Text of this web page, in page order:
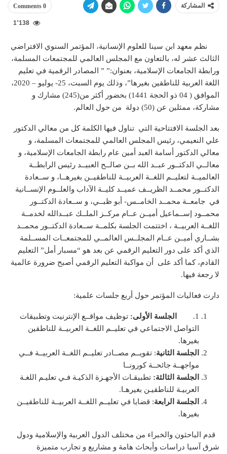
المشاركة 0 Comments
1٬138
نظم معهد ابن سينا للعلوم الإنسانية، المؤتمر السنوي الافتراضي
الثالث عشر له، بالتعاون مع المجلس العالمي للمجتمعات المسلمة،
ورابطة الجامعات الإسلامية، بعنوان:” ” المصادر الرقمية في تعليم
اللغة العربية للناطقين بغيرها”، وذلك يوم السبت، 25- يوليو – 2020،
الموافق ( 04 ذو الحجة 1441) بحضور أكثر من(245) مشارك و
مشاركة، ممثلين عن (50) دولة من حول العالم.
بعد الجلسة الافتتاحية التي تناول فيها الكلمة كل من معالي الدكتور
علي النعيمي، رئيس المجلس العالمي للمجتمعات المسلمة، و
معالي الدكتور أسامة العبد أمين عام رابطة الجامعات الإسلامية، و
معالــي الدكتــور عبــد الله بــن صالــح العبيــد رئيس الرابطــة
العالميــة لتعليــم اللغــة العربيــة للناطقيــن بغيرهــا، و ســعادة
الدكتــور محمــد الظريــف عميــد كليــة الآداب والعلــوم الإنســانية
في جامعــة محمــد الخامــس- أبو ظبــي، و ســعادة الدكتــور
محمــود إســماعيل أميــن عــام مركــز الملــك عبــدالله لخدمــة
اللغــة العربيــة ، اختتمت الجلسة بكلمــة ســعادة الدكتــور محمــد
بشــاري أميــن عــام المجلــس العالمــي للمجتمعــات المســلمة
الذي أكد على دور التعليم الرقمي عن بعد هو “مسبار أمل” التعليم
القادم، كما أكد على أن مواكبة التعليم الرقمي أصبح ضرورة عالمية
لا رجعة فيها.
دارت فعاليات المؤتمر حول أربع جلسات علمية:
1. الجلسة الأولى: توظيف مواقــع الإنترنيت وتطبيقات
التواصل الاجتماعي في تعليــم اللغــة العربيــة للناطقين
بغيرها.
الجلسة الثانية: تقويــم مصــادر تعليــم اللغــة العربيــة فــي
مواجهــة جائحــة كورونــا
الجلسة الثالثة: تطبيقـات الأجهـزة الذكيـة فـي تعليـم اللغـة
العربيـة للناطقيـن بغيرهـا.
الجلسة الرابعة: قضايا في تعليــم اللغــة العربيــة للناطقيــن
بغيرها.
قدم الباحثون والخبراء من مختلف الدول العربية والإسلامية ودول
شرق آسيا دراسات وأبحاث هامة و مشاريع و تجارب متميزة